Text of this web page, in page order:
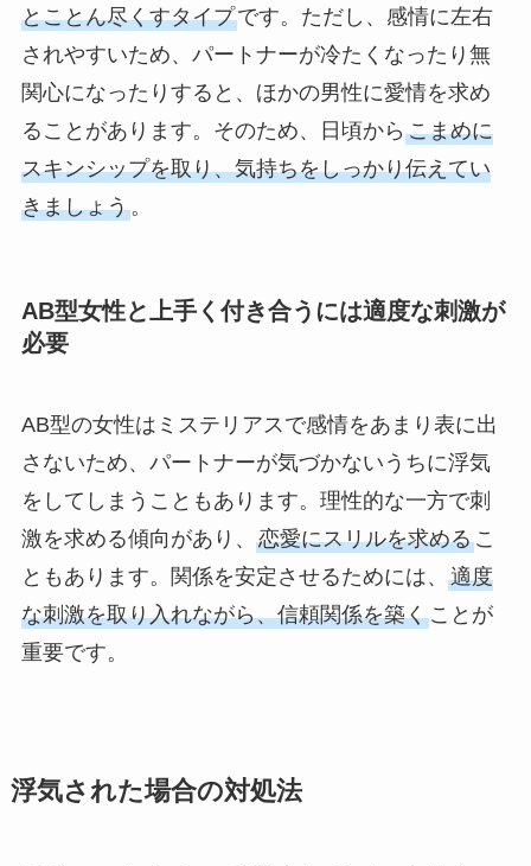
とことん尽くすタイプです。ただし、感情に左右
されやすいため、パートナーが冷たくなったり無
関心になったりすると、ほかの男性に愛情を求め
ることがあります。そのため、日頃から こまめに
スキンシップを取り、気持ちをしっかり伝えてい
きましょう。
AB型女性と上手く付き合うには適度な刺激が
必要
AB型の女性はミステリアスで感情をあまり表に出
さないため、パートナーが気づかないうちに浮気
をしてしまうこともあります。理性的な一方で刺
激を求める傾向があり、 恋愛にスリルを求めるこ
ともあります。関係を安定させるためには、 適度
な刺激を取り入れながら、信頼関係を築くことが
重要です。
浮気された場合の対処法